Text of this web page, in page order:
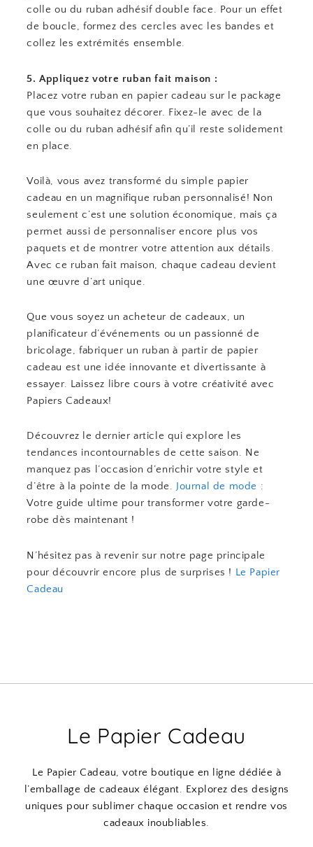
colle ou du ruban adhésif double face. Pour un effet
de boucle, formez des cercles avec les bandes et
collez les extrémités ensemble.
5. Appliquez votre ruban fait maison :
Placez votre ruban en papier cadeau sur le package
que vous souhaitez décorer. Fixez-le avec de la
colle ou du ruban adhésif afin qu’il reste solidement
en place.
Voilà, vous avez transformé du simple papier
cadeau en un magnifique ruban personnalisé! Non
seulement c’est une solution économique, mais ça
permet aussi de personnaliser encore plus vos
paquets et de montrer votre attention aux détails.
Avec ce ruban fait maison, chaque cadeau devient
une œuvre d’art unique.
Que vous soyez un acheteur de cadeaux, un
planificateur d’événements ou un passionné de
bricolage, fabriquer un ruban à partir de papier
cadeau est une idée innovante et divertissante à
essayer. Laissez libre cours à votre créativité avec
Papiers Cadeaux!
Découvrez le dernier article qui explore les
tendances incontournables de cette saison. Ne
manquez pas l’occasion d’enrichir votre style et
d’être à la pointe de la mode. Journal de mode :
Votre guide ultime pour transformer votre garde-
robe dès maintenant !
N’hésitez pas à revenir sur notre page principale
pour découvrir encore plus de surprises ! Le Papier
Cadeau
Le Papier Cadeau
Le Papier Cadeau, votre boutique en ligne dédiée à
l’emballage de cadeaux élégant. Explorez des designs
uniques pour sublimer chaque occasion et rendre vos
cadeaux inoubliables.